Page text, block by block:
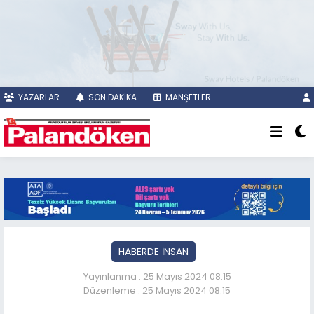
YAZARLAR SON DAKİKA MANŞETLER
HABERDE İNSAN
Yayınlanma : 25 Mayıs 2024 08:15
Düzenleme : 25 Mayıs 2024 08:15